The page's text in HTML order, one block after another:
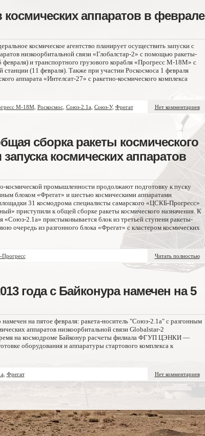
аппаратов в феврале
космическое агентство планирует осуществить запуски с
низкоорбитальной связи «Глобалстар-2» с помощью ракеты-
и транспортного грузового корабля «Прогресс М-18М» с
(11 февраля). Также при участии Роскосмоса 1 февраля
аппарата «Интелсат-27» с ракетно-космического комплекса
М-18М, Роскосмос, Союз-2.1а, Союз-У, Фрегат Нет комментариев
сборка ракеты космического
космических аппаратов
космической промышленности продолжают подготовку к пуску
блоком «Фрегат» и шестью космическими аппаратами
31 космодрома специалисты самарского «ЦСКБ-Прогресс»
приступили к общей сборке ракеты космического назначения. К
«Союз-2.1а» пристыковывается блок из третьей ступени ракеты-
очередь из разгонного блока «Фрегат» с кластером космических
Читать полностью
года с Байконура намечен на 5
на пятое февраля: ракета-носитель "Союз-2.1а" с разгонным
аппаратов низкоорбитальной связи Globalstar-2
на космодроме Байконур расчеты филиала ФГУП ЦЭНКИ —
оборудования и аппаратуры стартового комплекса к
, Фрегат Нет комментариев